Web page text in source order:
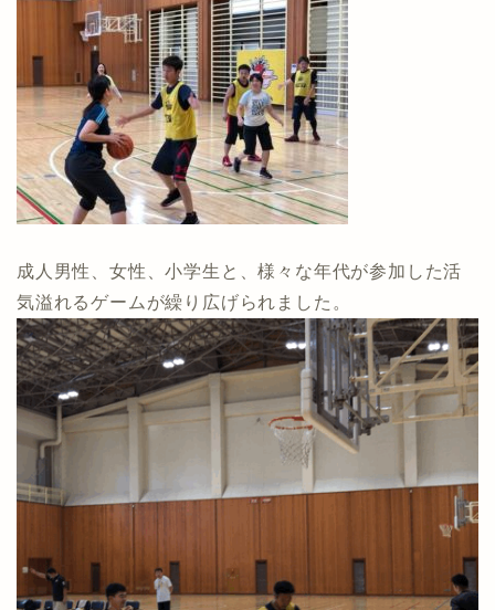
成人男性、女性、小学生と、様々な年代が参加した活
気溢れるゲームが繰り広げられました。